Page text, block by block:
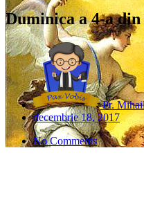
Duminica a 4-a
Pr.
decembrie 18, 2017
No Comments